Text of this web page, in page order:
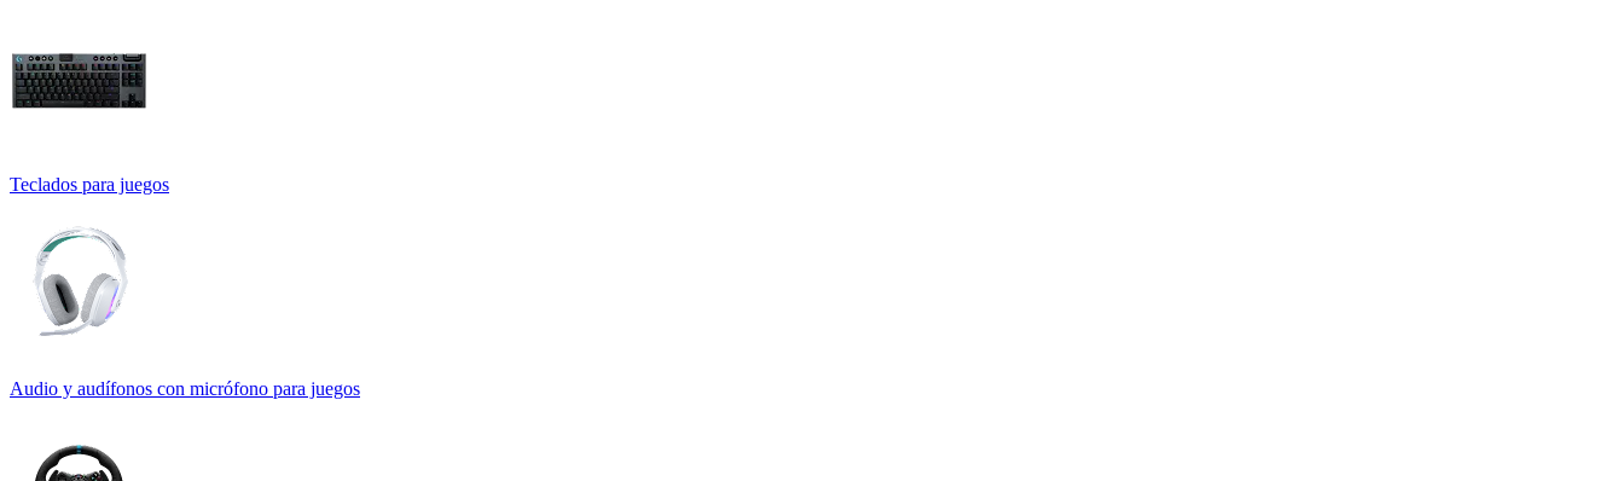
Teclados para juegos
Audio y audífonos con micrófono para juegos